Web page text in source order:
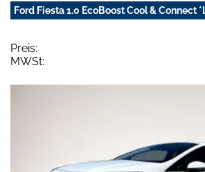
Ford Fiesta 1.0 EcoBoost Cool & Connect
Preis:
MWSt: